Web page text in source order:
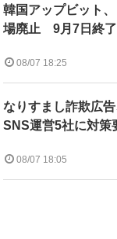
韓国アップビット
場廃止 9月7日終了
08/07 18:25
なりすまし詐欺広
SNS運営5社に対策
08/07 18:05